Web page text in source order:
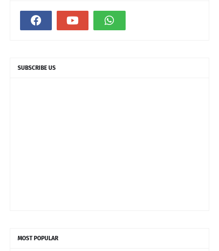
SUBSCRIBE US
MOST POPULAR